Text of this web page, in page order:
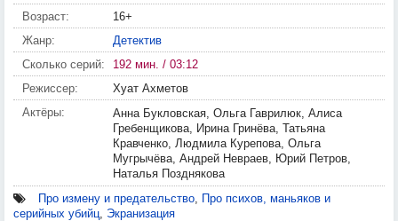
Возраст:
16+
Жанр:
Детектив
Сколько серий:
192 мин. / 03:12
Режиссер:
Хуат Ахметов
Актёры:
Анна Букловская, Ольга Гаврилюк, Алиса
Гребенщикова, Ирина Гринёва, Татьяна
Кравченко, Людмила Курепова, Ольга
Мугрычёва, Андрей Невраев, Юрий Петров,
Наталья Позднякова
Про измену и предательство, Про психов, маньяков и
серийных убийц, Экранизация